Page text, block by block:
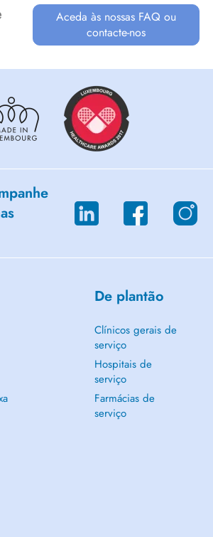
de rendez-vous, pour plus de facilité,
plusieurs dates à l'avance. Merci.
Aceda às nossas FAQ ou
contacte-nos
De plantão
Clínicos gerais de
serviço
Hospitais de
serviço
Farmácias de
serviço